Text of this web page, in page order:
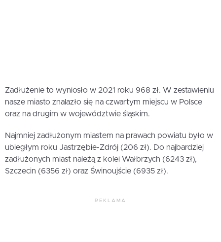
Zadłużenie to wyniosło w 2021 roku 968 zł. W zestawieniu
nasze miasto znalazło się na czwartym miejscu w Polsce
oraz na drugim w województwie śląskim.
Najmniej zadłużonym miastem na prawach powiatu było w
ubiegłym roku Jastrzębie-Zdrój (206 zł). Do najbardziej
zadłużonych miast należą z kolei Wałbrzych (6243 zł),
Szczecin (6356 zł) oraz Świnoujście (6935 zł).
REKLAMA